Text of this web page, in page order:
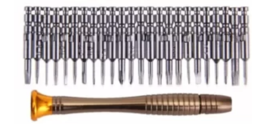
ki